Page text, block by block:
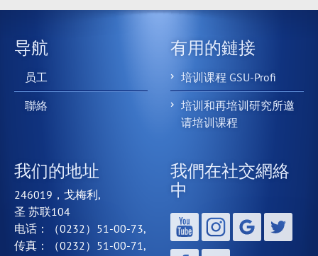
导航
员工
聯絡
有用的鏈接
培训课程 GSU-Profi
培训和再培训研究所邀
请培训课程
我们的地址
246019，戈梅利,
圣 苏联104
电话：（0232）51-00-73,
传真：（0232）51-00-71,
我們在社交網絡
中